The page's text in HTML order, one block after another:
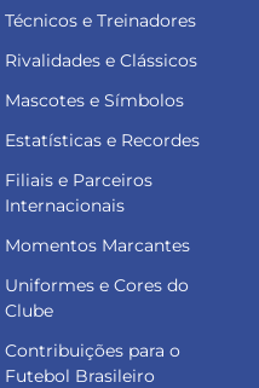
Técnicos e Treinadores
Rivalidades e Clássicos
Mascotes e Símbolos
Estatísticas e Recordes
Filiais e Parceiros
Internacionais
Momentos Marcantes
Uniformes e Cores do
Clube
Contribuições para o
Futebol Brasileiro